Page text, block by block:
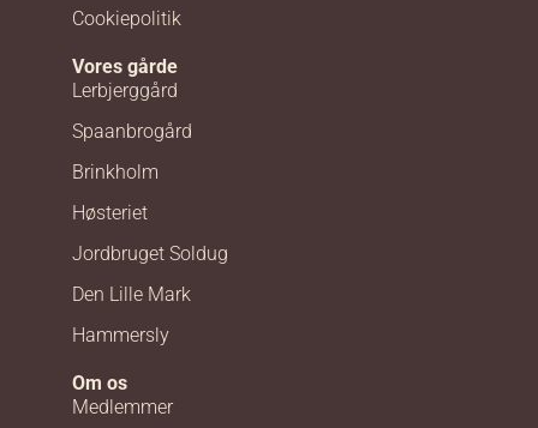
Cookiepolitik
Vores gårde
Lerbjerggård
Spaanbrogård
Brinkholm
Høsteriet
Jordbruget Soldug
Den Lille Mark
Hammersly
Om os
Medlemmer